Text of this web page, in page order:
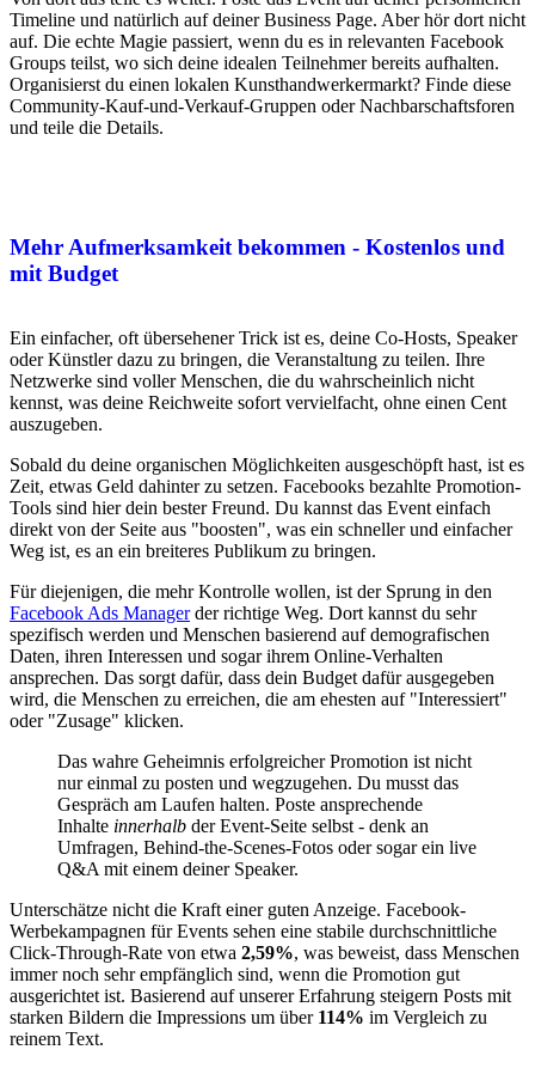
Timeline und natürlich auf deiner Business Page. Aber hör dort nicht
auf. Die echte Magie passiert, wenn du es in relevanten Facebook
Groups teilst, wo sich deine idealen Teilnehmer bereits aufhalten.
Organisierst du einen lokalen Kunsthandwerkermarkt? Finde diese
Community-Kauf-und-Verkauf-Gruppen oder Nachbarschaftsforen
und teile die Details.
Mehr Aufmerksamkeit bekommen - Kostenlos und
mit Budget
Ein einfacher, oft übersehener Trick ist es, deine Co-Hosts, Speaker
oder Künstler dazu zu bringen, die Veranstaltung zu teilen. Ihre
Netzwerke sind voller Menschen, die du wahrscheinlich nicht
kennst, was deine Reichweite sofort vervielfacht, ohne einen Cent
auszugeben.
Sobald du deine organischen Möglichkeiten ausgeschöpft hast, ist es
Zeit, etwas Geld dahinter zu setzen. Facebooks bezahlte Promotion-
Tools sind hier dein bester Freund. Du kannst das Event einfach
direkt von der Seite aus "boosten", was ein schneller und einfacher
Weg ist, es an ein breiteres Publikum zu bringen.
Für diejenigen, die mehr Kontrolle wollen, ist der Sprung in den
Facebook Ads Managerder richtige Weg. Dort kannst du sehr
spezifisch werden und Menschen basierend auf demografischen
Daten, ihren Interessen und sogar ihrem Online-Verhalten
ansprechen. Das sorgt dafür, dass dein Budget dafür ausgegeben
wird, die Menschen zu erreichen, die am ehesten auf "Interessiert"
oder "Zusage" klicken.
Das wahre Geheimnis erfolgreicher Promotion ist nicht
nur einmal zu posten und wegzugehen. Du musst das
Gespräch am Laufen halten. Poste ansprechende
Inhalte innerhalb der Event-Seite selbst - denk an
Umfragen, Behind-the-Scenes-Fotos oder sogar ein live
Q&A mit einem deiner Speaker.
Unterschätze nicht die Kraft einer guten Anzeige. Facebook-
Werbekampagnen für Events sehen eine stabile durchschnittliche
Click-Through-Rate von etwa 2,59%, was beweist, dass Menschen
immer noch sehr empfänglich sind, wenn die Promotion gut
ausgerichtet ist. Basierend auf unserer Erfahrung steigern Posts mit
starken Bildern die Impressions um über 114% im Vergleich zu
reinem Text.